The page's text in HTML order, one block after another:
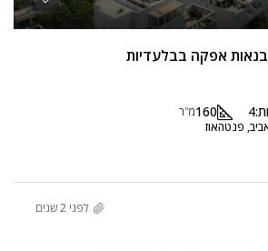
אפקה בבלעדיות
4
160מ"ר
פנטהאוז
לפני 2 שנים